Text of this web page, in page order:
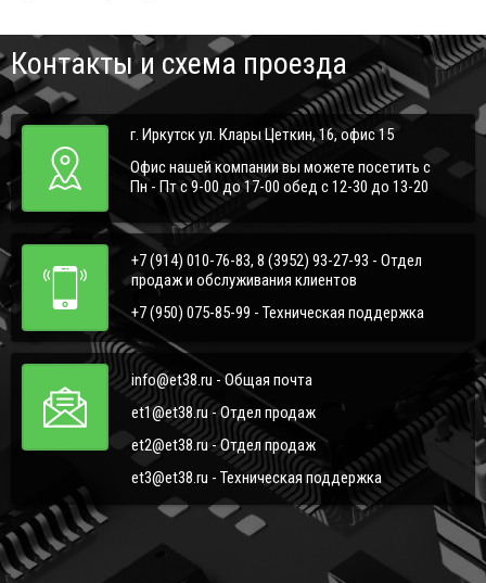
Контакты и схема проезда
г. Иркутск ул. Клары Цеткин, 16, офис 15
Офис нашей компании вы можете посетить с
Пн - Пт с 9-00 до 17-00 обед с 12-30 до 13-20
+7 (914) 010-76-83, 8 (3952) 93-27-93 - Отдел
продаж и обслуживания клиентов
+7 (950) 075-85-99 - Техническая поддержка
info@et38.ru - Общая почта
et1@et38.ru - Отдел продаж
et2@et38.ru - Отдел продаж
et3@et38.ru - Техническая поддержка